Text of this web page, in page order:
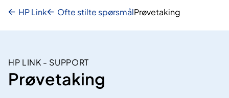
HP Link Ofte stilte spørsmålPrøvetaking
HP LINK - SUPPORT
Prøvetaking